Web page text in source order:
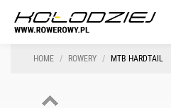
HOME ROWERY MTB HARDTAIL